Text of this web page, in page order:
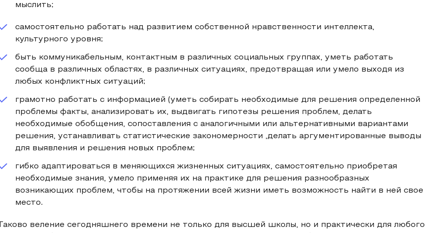
мыслить;
самостоятельно работать над развитием собственной нравственности интеллекта,
культурного уровня;
быть коммуникабельным, контактным в различных социальных группах, уметь работать
сообща в различных областях, в различных ситуациях, предотвращая или умело выходя из
любых конфликтных ситуаций;
грамотно работать с информацией (уметь собирать необходимые для решения определенной
проблемы факты, анализировать их, выдвигать гипотезы решения проблем, делать
необходимые обобщения, сопоставления с аналогичными или альтернативными вариантами
решения, устанавливать статистические закономерности ,делать аргументированные выводы
для выявления и решения новых проблем;
гибко адаптироваться в меняющихся жизненных ситуациях, самостоятельно приобретая
необходимые знания, умело применяя их на практике для решения разнообразных
возникающих проблем, чтобы на протяжении всей жизни иметь возможность найти в ней свое
место.
Таково веление сегодняшнего времени не только для высшей школы, но и практически для любого